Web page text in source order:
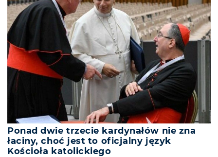
Ponad dwie trzecie kardynałów nie zna
łaciny, choć jest to oficjalny język
Kościoła katolickiego